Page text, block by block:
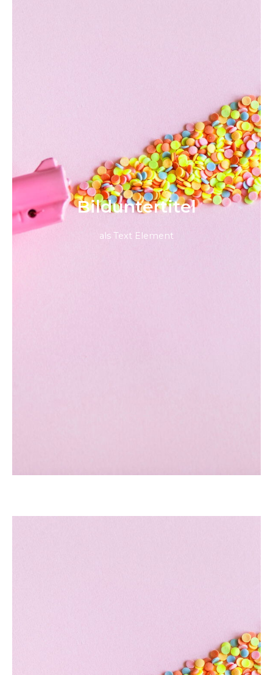
Bild­unter­titel
als Text Element